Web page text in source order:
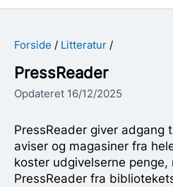
Forside Litteratur
PressReader
Opdateret 16/12/2025
PressReader giver adgang
aviser og magasiner fra
koster udgivelserne
PressReader fra